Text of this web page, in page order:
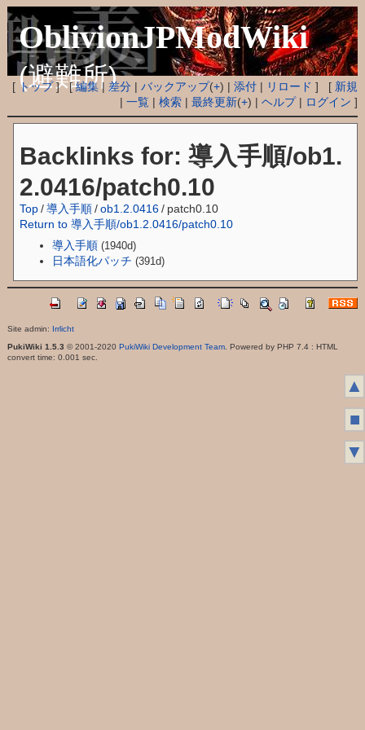
OblivionJPModWiki
(避難所)
[ トップ] [編集| 差分 |バックアップ(+) |添付 | リロード ] [ 新規
|一覧 |検索 |最終更新(+) |ヘルプ| ログイン ]
Backlinks for: 導入手順/ob1.
2.0416/patch0.10
Top /導入手順/ob1.2.0416/ patch0.10
Return to 導入手順/ob1.2.0416/patch0.10
導入手順 (1940d)
日本語化パッチ (391d)
Site admin: Irrlicht
PukiWiki 1.5.3 © 2001-2020 PukiWiki Development Team. Powered by PHP 7.4 : HTML
convert time: 0.001 sec.
▲
■
▼